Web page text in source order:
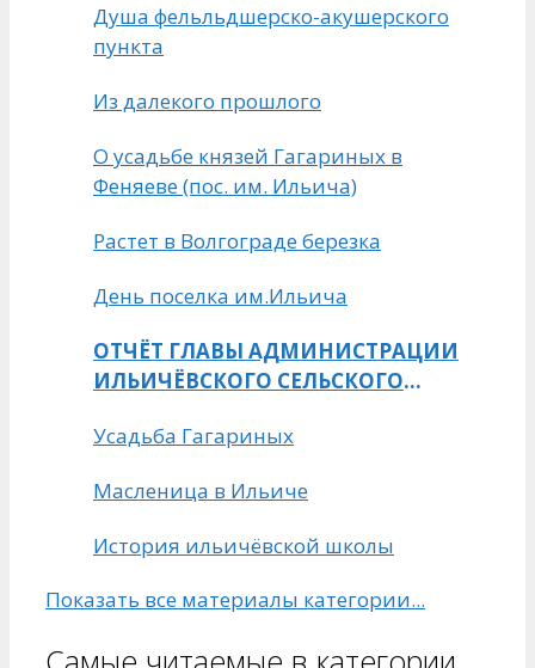
Душа фельльдшерско-акушерского
пункта
Из далекого прошлого
О усадьбе князей Гагариных в
Феняеве (пос. им. Ильича)
Растет в Волгограде березка
День поселка им.Ильича
ОТЧЁТ ГЛАВЫ АДМИНИСТРАЦИИ
ИЛЬИЧЁВСКОГО СЕЛЬСКОГО
Усадьба Гагариных
Масленица в Ильиче
История ильичёвской школы
Показать все материалы категории...